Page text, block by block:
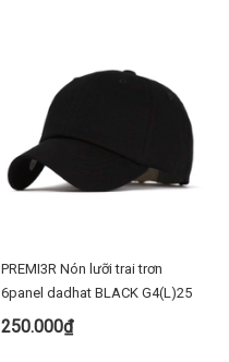
PREMI3R Nón lưỡi trai trơn
6panel dadhat BLACK G4(L)25
250.000₫